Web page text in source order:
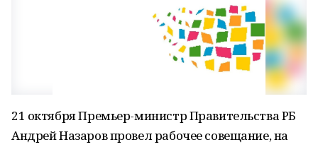
21 октября Премьер-министр Правительства РБ
Андрей Назаров провел рабочее совещание, на